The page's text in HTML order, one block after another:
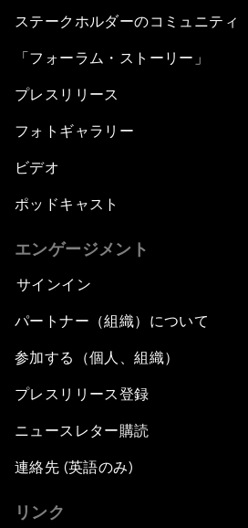
ステークホルダーのコミュニティ
「フォーラム・ストーリー」
プレスリリース
フォトギャラリー
ビデオ
ポッドキャスト
エンゲージメント
サインイン
パートナー（組織）について
参加する（個人、組織）
プレスリリース登録
ニュースレター購読
連絡先 (英語のみ)
リンク